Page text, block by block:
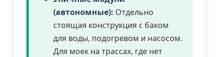
(автономные): Отдельно
стоящая конструкция с баком
для воды, подогревом и насосом.
Для моек на трассах, где нет